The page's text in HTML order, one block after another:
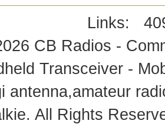
* Smart batteri
* Kraftig høyttaler 3W max
* MIL-STD-810 C/D/E/F/G
* Stort LCD fargedisplay
* Fullt tastatur for enkel og
*GPS og Man Down-funksjon
Links:
CB Radios -
Transceiver -
antenna,amateur
. All Rights